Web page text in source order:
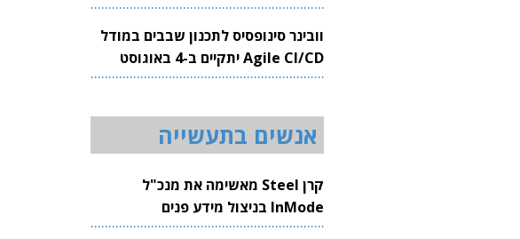
2026
וובינר סינופסיס לתכנון שבבים במודל
Agile CI/CD יתקיים ב-4 באוגוסט
2026
אנשים בתעשייה
קרן Steel מאשימה את מנכ"ל
InMode בניצול מידע פנים